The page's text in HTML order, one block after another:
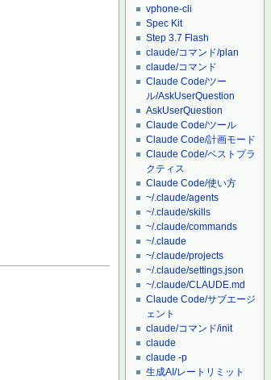
vphone-cli
Spec Kit
Step 3.7 Flash
claude/コマンド/plan
claude/コマンド
Claude Code/ツー
ル/AskUserQuestion
AskUserQuestion
Claude Code/ツール
Claude Code/計画モード
Claude Code/ベストプラ
クティス
Claude Code/使い方
~/.claude/agents
~/.claude/skills
~/.claude/commands
~/.claude
~/.claude/projects
~/.claude/settings.json
~/.claude/CLAUDE.md
Claude Code/サブエージ
ェント
claude/コマンド/init
claude
claude -p
生成AI/レートリミット